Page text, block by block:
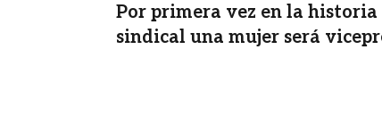
Por primera vez en la
sindical una mujer será